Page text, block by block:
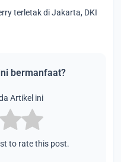
terletak di Jakarta, DKI
bermanfaat?
Artikel ini
to rate this post.